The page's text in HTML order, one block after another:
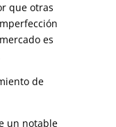
que otras
es
de
un notable